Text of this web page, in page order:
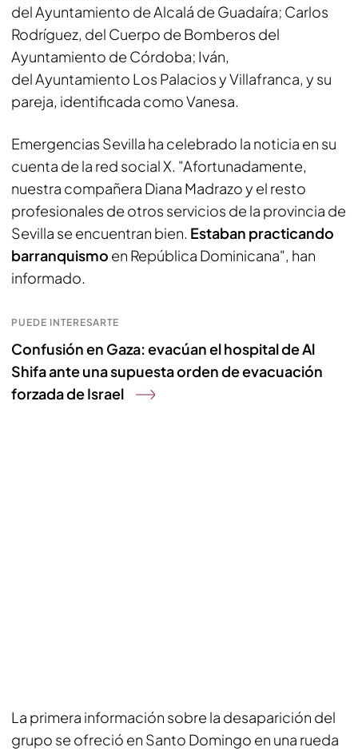
del Ayuntamiento de Alcalá de Guadaíra; Carlos
Rodríguez, del Cuerpo de Bomberos del
Ayuntamiento de Córdoba; Iván,
del Ayuntamiento Los Palacios y Villafranca, y su
pareja, identificada como Vanesa.
Emergencias Sevilla ha celebrado la noticia en su
cuenta de la red social X. "Afortunadamente,
nuestra compañera Diana Madrazo y el resto
profesionales de otros servicios de la provincia de
Sevilla se encuentran bien. Estaban practicando
barranquismo en República Dominicana", han
informado.
PUEDE INTERESARTE
Confusión en Gaza: evacúan el hospital de Al
Shifa ante una supuesta orden de evacuación
forzada de Israel
La primera información sobre la desaparición del
grupo se ofreció en Santo Domingo en una rueda